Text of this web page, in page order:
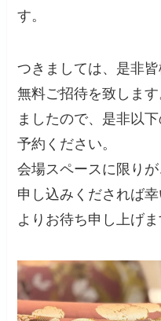
す。
つきましては、是非
無料ご招待を致しま
ましたので、是非以
予約ください。
会場スペースに限り
申し込みくだされば
よりお待ち申し上げま